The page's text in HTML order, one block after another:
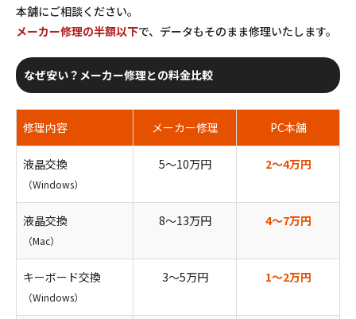
本舗にご相談ください。
メーカー修理の半額以下で、データもそのまま修理いたします。
なぜ安い？メーカー修理との料金比較
修理内容 メーカー修理 PC本舗
液晶交換
（Windows）
5〜10万円 2〜4万円
液晶交換
（Mac）
8〜13万円 4〜7万円
キーボード交換
（Windows）
3〜5万円 1〜2万円